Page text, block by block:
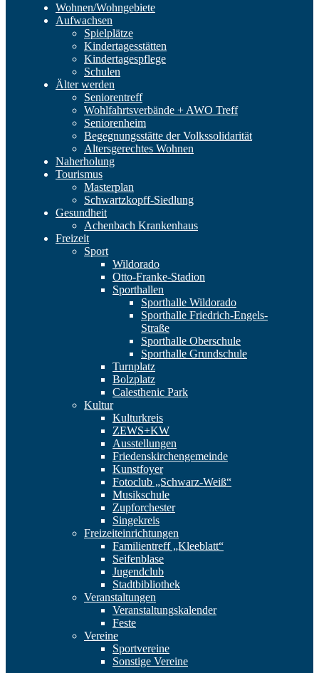
Wohnen/Wohngebiete
Aufwachsen
Spielplätze
Kindertagesstätten
Kindertagespflege
Schulen
Älter werden
Seniorentreff
Wohlfahrtsverbände + AWO Treff
Seniorenheim
Begegnungsstätte der Volkssolidarität
Altersgerechtes Wohnen
Naherholung
Tourismus
Masterplan
Schwartzkopff-Siedlung
Gesundheit
Achenbach Krankenhaus
Freizeit
Sport
Wildorado
Otto-Franke-Stadion
Sporthallen
Sporthalle Wildorado
Sporthalle Friedrich-Engels-
Straße
Sporthalle Oberschule
Sporthalle Grundschule
Turnplatz
Bolzplatz
Calesthenic Park
Kultur
Kulturkreis
ZEWS+KW
Ausstellungen
Friedenskirchengemeinde
Kunstfoyer
Fotoclub „Schwarz-Weiß“
Musikschule
Zupforchester
Singekreis
Freizeiteinrichtungen
Familientreff „Kleeblatt“
Seifenblase
Jugendclub
Stadtbibliothek
Veranstaltungen
Veranstaltungskalender
Feste
Vereine
Sportvereine
Sonstige Vereine